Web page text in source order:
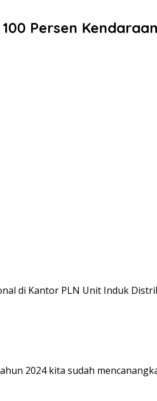
Persen
di Kantor PLN Unit Induk
2024 kita sudah